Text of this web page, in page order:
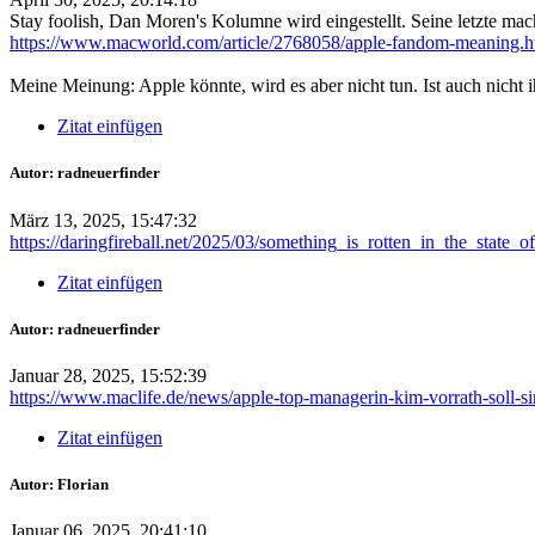
Stay foolish, Dan Moren's Kolumne wird eingestellt. Seine letzte
https://www.macworld.com/article/2768058/apple-fandom-
Meine Meinung: Apple könnte, wird es aber nicht tun. Ist auch nicht
Zitat einfügen
Autor: radneuerfinder
März 13, 2025, 15:47:32
https://daringfireball.net/2025/03/
Zitat einfügen
Autor: radneuerfinder
Januar 28, 2025, 15:52:39
https://www.maclife.de/news/apple-top-managerin-kim-vorrath-soll-
Zitat einfügen
Autor: Florian